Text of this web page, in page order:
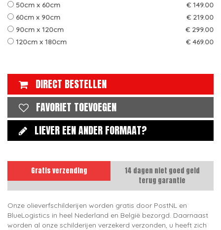
50cm x 60cm
€ 149.00
60cm x 90cm
€ 219.00
90cm x 120cm
€ 299.00
120cm x 180cm
€ 469.00
DIRECT BESTELLEN
FAVORIET TOEVOEGEN
LIEVER EEN ANDER FORMAAT?
Gratis verzending
14 dagen niet goed geld
terug garantie
Onze olieverfschilderijen worden gratis door PostNL en
BlueLogistics in heel Nederland en België bezorgd. Daarnaast
worden al onze schilderijen verzekerd verzonden, u heeft zich